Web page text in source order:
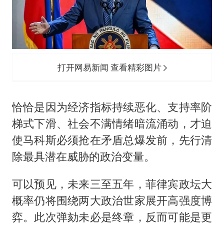
打开网易新闻 查看精彩图片
恰恰是因为经济指标持续恶化、支持率阶
梯式下滑、社会不满情绪暗流涌动，才迫
使马科斯必须抢在矛盾总爆发前，先行清
除最具潜在威胁的政治变量。
可以预见，未来三至五年，菲律宾政坛大
概率仍将围绕两大政治世家展开高强度博
弈。此次弹劾未必是终章，反而可能是更